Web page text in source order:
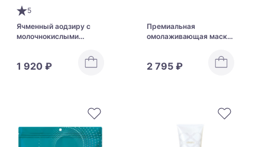
5
Ячменный аодзиру с
молочнокислыми
ферментами Yuwa
1 920 ₽
Премиальная
омолаживающая маска
клетками Afura Be-10
PREMIUM FACE MASK
2 795 ₽